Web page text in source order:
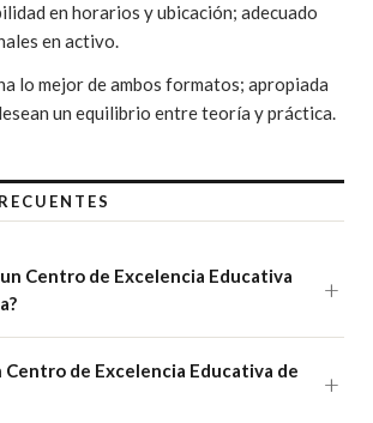
en horarios y ubicación; adecuado
en activo.
lo mejor de ambos formatos; apropiada
un equilibrio entre teoría y práctica.
Centro de Excelencia Educativa
Centro de Excelencia Educativa de